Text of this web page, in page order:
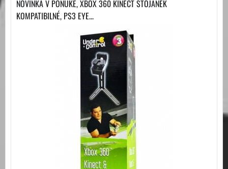
NOVINKA V PONUKE, XBOX 360 KINECT STOJÁNEK
KOMPATIBILNÉ, PS3 EYE...